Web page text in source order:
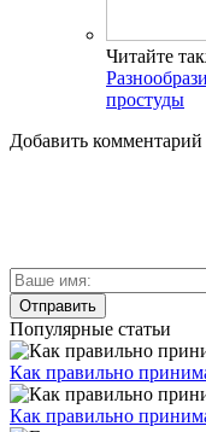
Читайте
простуды
Добавить комментарий
Популярные статьи
Как правильно
Как правильно